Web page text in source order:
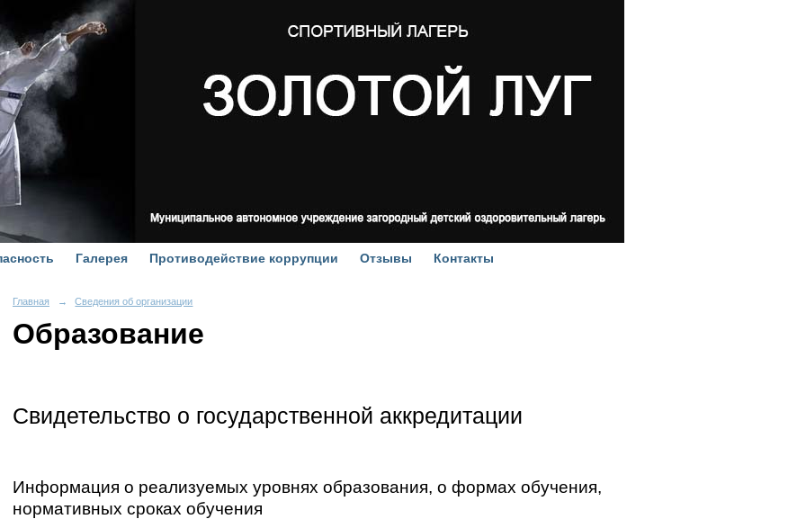
Галерея Противодействие коррупции Отзывы Контакты
Главная → Сведения об организации
Образование
Свидетельство о государственной аккредитации
Информация о реализуемых уровнях образования, о формах обучения,
нормативных сроках обучения